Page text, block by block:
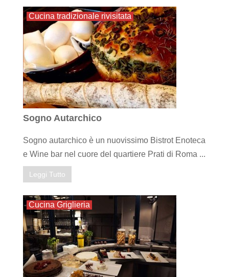
Cucina tradizionale rivisitata
Sogno Autarchico
Sogno autarchico è un nuovissimo Bistrot Enoteca
e Wine bar nel cuore del quartiere Prati di Roma ...
Leggi Tutto
Cucina Griglieria